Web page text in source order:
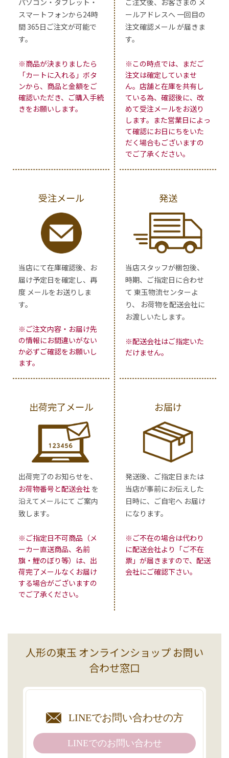
パソコン・タブレット・
スマートフォンから24時
間 365日ご注文が可能で
す。
※商品が決まりましたら
「カートに入れる」ボタ
ンから、商品と金額をご
確認いただき、ご購入手続
きをお願いします。
ご注文後、お客さまの メ
ールアドレスへ 一回目の
注文確認メール が届きま
す。
※この時点では、まだご
注文は確定していませ
ん。店舗と在庫を共有し
ている為、確認後に、改
めて受注メールをお送り
します。また営業日によっ
て確認にお日にちをいた
だく場合もございますの
でご了承ください。
受注メール
当店にて在庫確認後、お
届け予定日を確定し、再
度 メールをお送りしま
す。
※ご注文内容・お届け先
の情報にお間違いがない
か必ずご確認をお願いし
ます。
発送
当店スタッフが梱包後、
時期、ご指定日に合わせ
て 東玉物流センターよ
り、 お荷物を配送会社に
お渡しいたします。
※配送会社はご指定いた
だけません。
出荷完了メール
出荷完了のお知らせを、
お荷物番号と配送会社 を
沿えてメールにて ご案内
致します。
※ご指定日不可商品（メ
ーカー直送商品、名前
旗・鯉のぼり等）は、出
荷完了メールなくお届け
する場合がございますの
でご了承ください。
お届け
発送後、ご指定日または
当店が事前にお伝えした
日時に、ご自宅へ お届け
になります。
※ご不在の場合は代わり
に配送会社より「ご不在
票」が届きますので、配送
会社にご確認下さい。
人形の東玉 オンラインショップ お問い
合わせ窓口
LINEでお問い合わせの方
LINEでのお問い合わせ